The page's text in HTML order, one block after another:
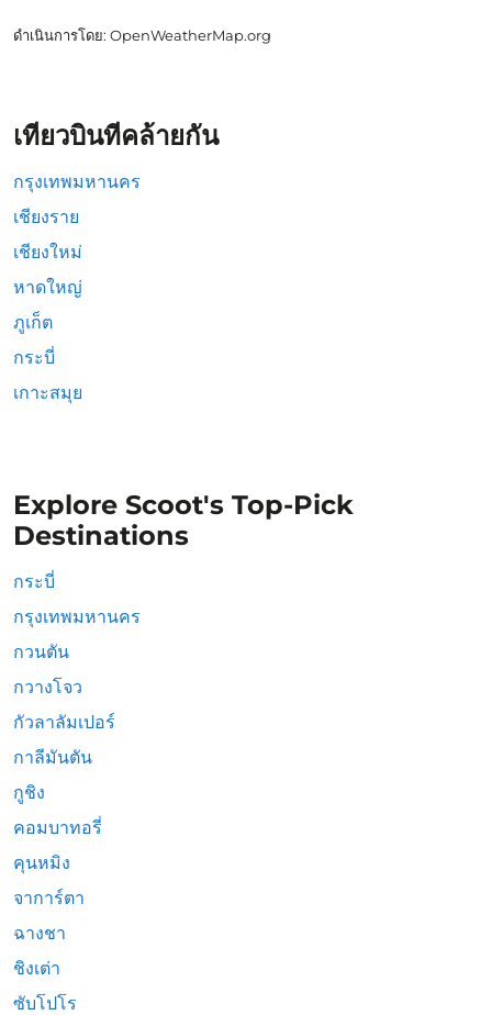
ดำเนินการโดย: OpenWeatherMap.org
เที่ยวบินที่คล้ายกัน
กรุงเทพมหานคร
เชียงราย
เชียงใหม่
หาดใหญ่
ภูเก็ต
กระบี่
เกาะสมุย
Explore Scoot's Top-Pick
Destinations
กระบี่
กรุงเทพมหานคร
กวนตัน
กวางโจว
กัวลาลัมเปอร์
กาลีมันตัน
กูชิง
คอมบาทอรี่
คุนหมิง
จาการ์ตา
ฉางชา
ชิงเต่า
ซับโปโร